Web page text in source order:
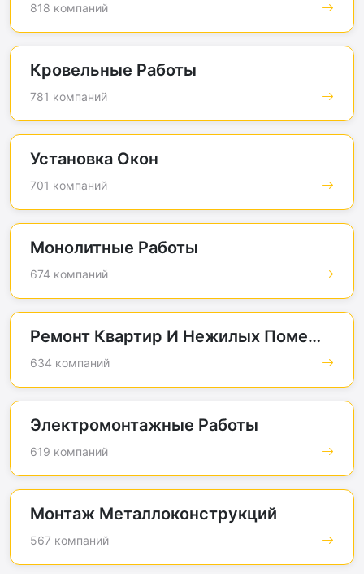
818 компаний
Кровельные Работы
781 компаний
Установка Окон
701 компаний
Монолитные Работы
674 компаний
Ремонт Квартир И Нежилых Помещений
634 компаний
Электромонтажные Работы
619 компаний
Монтаж Металлоконструкций
567 компаний